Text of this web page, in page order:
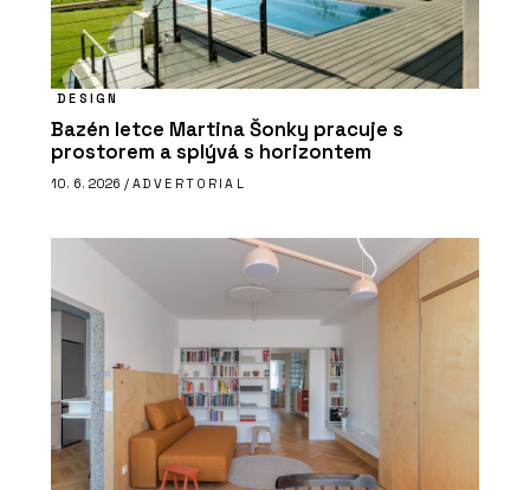
DESIGN
Bazén letce Martina Šonky pracuje s
prostorem a splývá s horizontem
10. 6. 2026 / ADVERTORIAL